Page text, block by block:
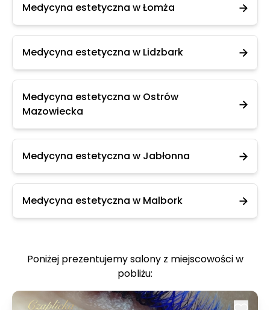
Medycyna estetyczna w Łomża
Medycyna estetyczna w Lidzbark
Medycyna estetyczna w Ostrów
Mazowiecka
Medycyna estetyczna w Jabłonna
Medycyna estetyczna w Malbork
Poniżej prezentujemy salony z miejscowości w
pobliżu: